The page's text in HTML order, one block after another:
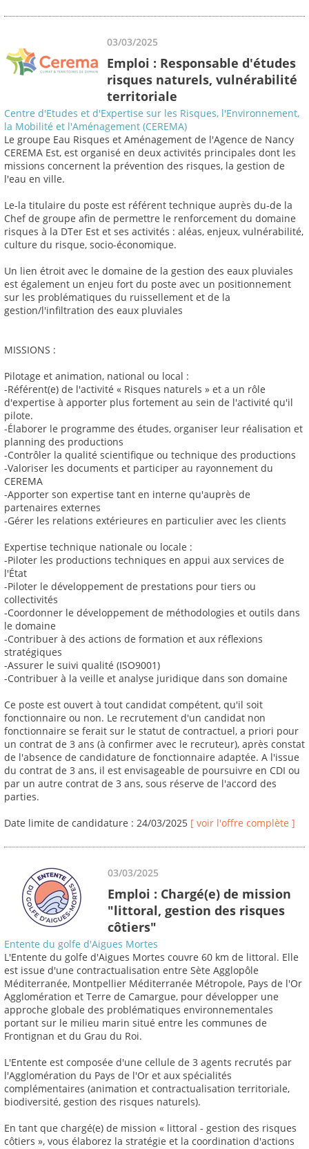
03/03/2025
Emploi : Responsable d'études
risques naturels, vulnérabilité
territoriale
Centre d'Etudes et d'Expertise sur les Risques, l'Environnement,
la Mobilité et l'Aménagement (CEREMA)
Le groupe Eau Risques et Aménagement de l'Agence de Nancy
CEREMA Est, est organisé en deux activités principales dont les
missions concernent la prévention des risques, la gestion de
l'eau en ville.
Le-la titulaire du poste est référent technique auprès du-de la
Chef de groupe afin de permettre le renforcement du domaine
risques à la DTer Est et ses activités : aléas, enjeux, vulnérabilité,
culture du risque, socio-économique.
Un lien étroit avec le domaine de la gestion des eaux pluviales
est également un enjeu fort du poste avec un positionnement
sur les problématiques du ruissellement et de la
gestion/l'infiltration des eaux pluviales
MISSIONS :
Pilotage et animation, national ou local :
-Référent(e) de l'activité « Risques naturels » et a un rôle
d'expertise à apporter plus fortement au sein de l'activité qu'il
pilote.
-Élaborer le programme des études, organiser leur réalisation et
planning des productions
-Contrôler la qualité scientifique ou technique des productions
-Valoriser les documents et participer au rayonnement du
CEREMA
-Apporter son expertise tant en interne qu'auprès de
partenaires externes
-Gérer les relations extérieures en particulier avec les clients
Expertise technique nationale ou locale :
-Piloter les productions techniques en appui aux services de
l'État
-Piloter le développement de prestations pour tiers ou
collectivités
-Coordonner le développement de méthodologies et outils dans
le domaine
-Contribuer à des actions de formation et aux réflexions
stratégiques
-Assurer le suivi qualité (ISO9001)
-Contribuer à la veille et analyse juridique dans son domaine
Ce poste est ouvert à tout candidat compétent, qu'il soit
fonctionnaire ou non. Le recrutement d'un candidat non
fonctionnaire se ferait sur le statut de contractuel, a priori pour
un contrat de 3 ans (à confirmer avec le recruteur), après constat
de l'absence de candidature de fonctionnaire adaptée. A l'issue
du contrat de 3 ans, il est envisageable de poursuivre en CDI ou
par un autre contrat de 3 ans, sous réserve de l'accord des
parties.
Date limite de candidature : 24/03/2025 [ voir l'offre complète ]
03/03/2025
Emploi : Chargé(e) de mission
"littoral, gestion des risques
côtiers"
Entente du golfe d'Aigues Mortes
L'Entente du golfe d'Aigues Mortes couvre 60 km de littoral. Elle
est issue d'une contractualisation entre Sète Agglopôle
Méditerranée, Montpellier Méditerranée Métropole, Pays de l'Or
Agglomération et Terre de Camargue, pour développer une
approche globale des problématiques environnementales
portant sur le milieu marin situé entre les communes de
Frontignan et du Grau du Roi.
L'Entente est composée d'une cellule de 3 agents recrutés par
l'Agglomération du Pays de l'Or et aux spécialités
complémentaires (animation et contractualisation territoriale,
biodiversité, gestion des risques naturels).
En tant que chargé(e) de mission « littoral - gestion des risques
côtiers », vous élaborez la stratégie et la coordination d'actions